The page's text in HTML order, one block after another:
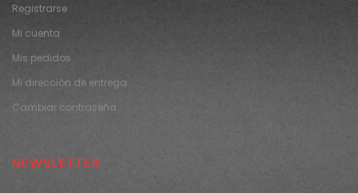
Registrarse
Mi cuenta
Mis pedidos
Mi dirección de entrega
Cambiar contraseña
NEWSLETTER